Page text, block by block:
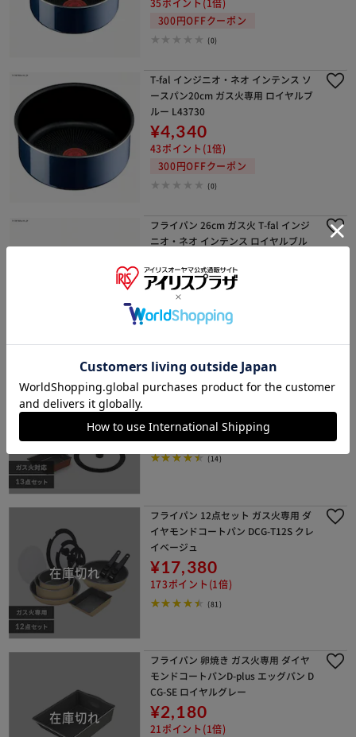
35ポイント(1倍)
300円OFFクーポン
(0)
T-fal インジニオ・ネオ インテンス ソ
ースパン20cm ガス火専用 ロイヤルブ
ルー L43730
¥4,340
43ポイント(1倍)
300円OFFクーポン
(0)
フライパン 26cm ガス火 T-fal インジ
ニオ・ネオ インテンス ロイヤルブル
¥4,510
45ポイント(1倍)
300円OFFクーポン
フライパン 13点セット ガス火専用 ダ
イヤモンドコートパン PDCG-T13S メ
¥11,800
118ポイント(1倍)
(14)
フライパン 12点セット ガス火専用 ダ
イヤモンドコートパン DCG-T12S クレ
イベージュ
¥17,380
173ポイント(1倍)
(81)
フライパン 卵焼き ガス火専用 ダイヤ
モンドコートパンD-plus エッグパン D
CG-SE ロイヤルグレー
¥2,180
21ポイント(1倍)